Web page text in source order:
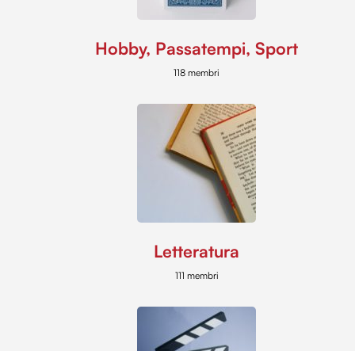
Hobby, Passatempi, Sport
118 membri
Letteratura
111 membri